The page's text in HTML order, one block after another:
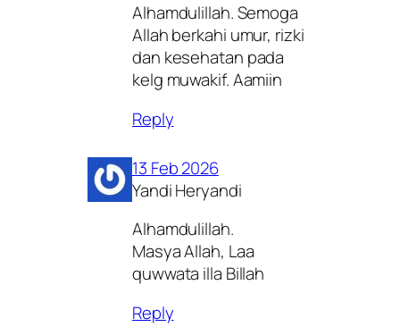
Alhamdulillah. Semoga
Allah berkahi umur, rizki
dan kesehatan pada
kelg muwakif. Aamiin
Reply
13 Feb 2026
Yandi Heryandi
Alhamdulillah.
Masya Allah, Laa
quwwata illa Billah
Reply